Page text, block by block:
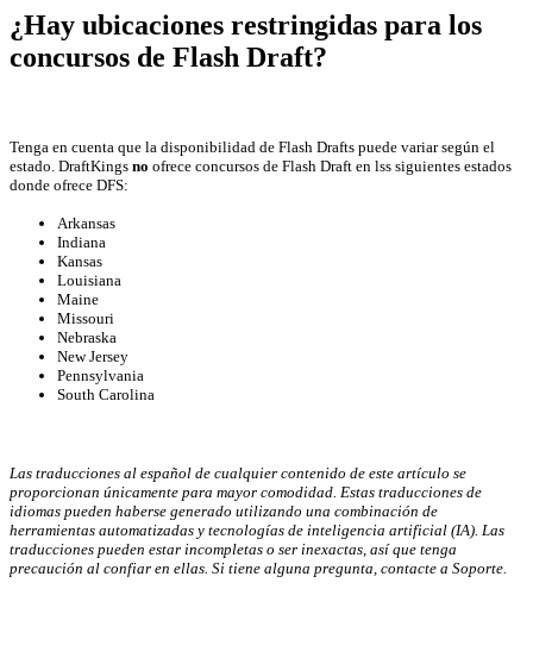
¿Hay ubicaciones restringidas para los
concursos de Flash Draft?
Tenga en cuenta que la disponibilidad de Flash Drafts puede variar según el
estado. DraftKings no ofrece concursos de Flash Draft en lss siguientes estados
donde ofrece DFS:
Arkansas
Indiana
Kansas
Louisiana
Maine
Missouri
Nebraska
New Jersey
Pennsylvania
South Carolina
Las traducciones al español de cualquier contenido de este artículo se
proporcionan únicamente para mayor comodidad. Estas traducciones de
idiomas pueden haberse generado utilizando una combinación de
herramientas automatizadas y tecnologías de inteligencia artificial (IA). Las
traducciones pueden estar incompletas o ser inexactas, así que tenga
precaución al confiar en ellas. Si tiene alguna pregunta, contacte a Soporte.